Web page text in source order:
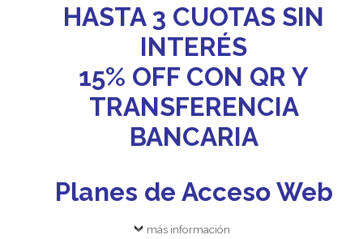
HASTA 3 CUOTAS SIN
INTERÉS
15% OFF CON QR Y
TRANSFERENCIA
BANCARIA
Planes de Acceso Web
más información